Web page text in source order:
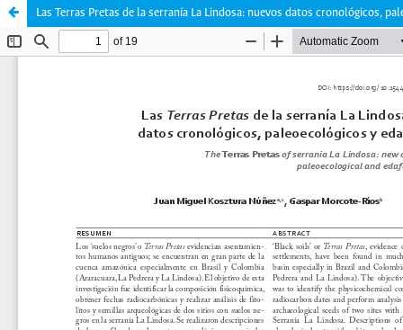
Las Terras Pretas de la serranía La Lindosa: nuevos datos cronológicos,